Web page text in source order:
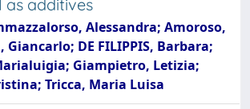
additives
Alessandra; Amoroso,
Giancarlo; DE FILIPPIS, Barbara;
Giampietro, Letizia;
Tricca, Maria Luisa